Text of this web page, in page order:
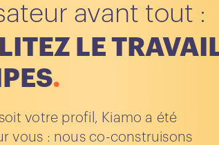
avant tout :
LE
votre profil, Kiamo a été
vous : nous co-construisons